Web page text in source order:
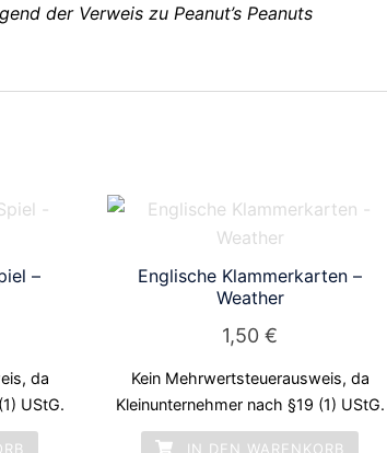
der Verweis zu Peanut’s Peanuts
–
da
UStG.
Englische Klammerkarten –
Weather
1,50€
Kein Mehrwertsteuerausweis, da
Kleinunternehmer nach §19 (1) UStG.
IN DEN WARENKORB